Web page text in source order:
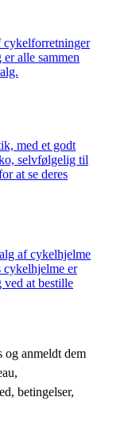
cykelforretninger
alle sammen
med et godt
selvfølgelig til
at se deres
af cykelhjelme
er
at bestille
og anmeldt dem
betingelser,